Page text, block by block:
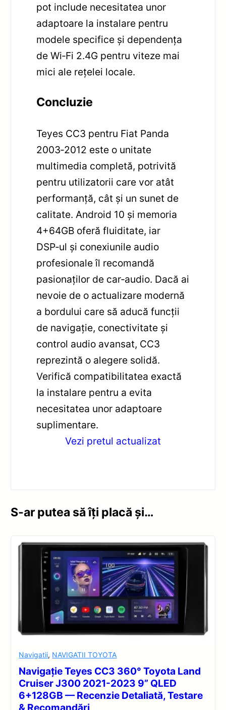
pot include necesitatea unor
adaptoare la instalare pentru
modele specifice și dependența
de Wi‑Fi 2.4G pentru viteze mai
mici ale rețelei locale.
Concluzie
Teyes CC3 pentru Fiat Panda
2003‑2012 este o unitate
multimedia completă, potrivită
pentru utilizatorii care vor atât
performanță, cât și un sunet de
calitate. Android 10 și memoria
4+64GB oferă fluiditate, iar
DSP‑ul și conexiunile audio
profesionale îl recomandă
pasionaților de car‑audio. Dacă ai
nevoie de o actualizare modernă
a bordului care să aducă funcții
de navigație, conectivitate și
control audio avansat, CC3
reprezintă o alegere solidă.
Verifică compatibilitatea exactă
la instalare pentru a evita
necesitatea unor adaptoare
suplimentare.
Vezi pretul actualizat
S-ar putea să îți placă și…
Navigatii, NAVIGATII TOYOTA
Navigație Teyes CC3 360° Toyota Land
Cruiser J300 2021-2023 9” QLED
6+128GB — Recenzie Detaliată, Testare
& Recomandări